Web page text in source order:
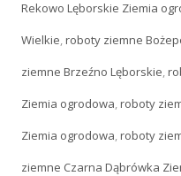
Rekowo Lęborskie Ziemia
Wielkie,roboty ziemne
ziemne Brzeźno Lęborskie,
Ziemia ogrodowa,roboty
Ziemia ogrodowa,roboty
ziemne Czarna Dąbrówka